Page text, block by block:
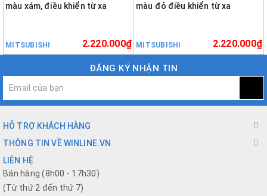
màu xám, điều khiển từ xa
MITSUBISHI 2.220.000₫
màu đỏ điều khiển từ xa
MITSUBISHI 2.220.000₫
ĐĂNG KÝ NHẬN TIN
HỖ TRỢ KHÁCH HÀNG
THÔNG TIN VỀ WINLINE.VN
LIÊN HỆ
Bán hàng (8h00 - 17h30)
(Từ thứ 2 đến thứ 7)